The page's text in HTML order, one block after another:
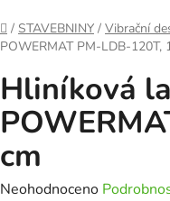
Domů
/ STAVEBNINY / Vibrační
POWERMAT PM-LDB-120T,
Hliníková
cm
Průměrné
Neohodnoceno